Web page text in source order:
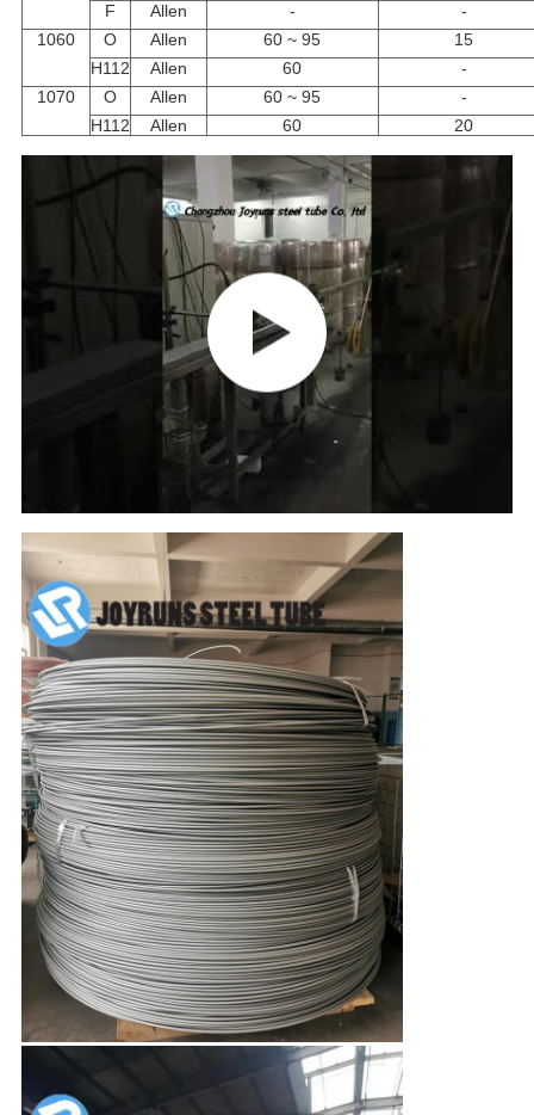
F
Allen -
-
1060
O Allen 60 ~ 95
15
H112
Allen 60
-
1070
O Allen 60 ~ 95
-
H112
Allen 60 20